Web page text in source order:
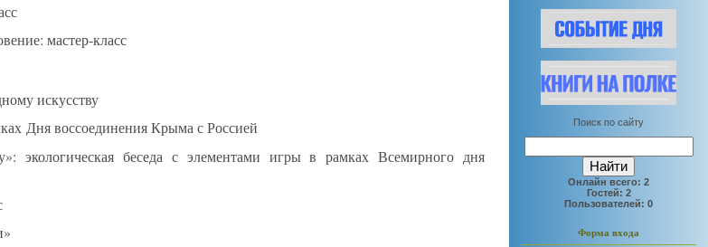
мастер-класс
искусству
Дня воссоединения Крыма с Россией
экологическая беседа с элементами игры в рамках Всемирного дня
Поиск по сайту
Онлайн всего: 2
Гостей: 2
Пользователей: 0
Форма входа